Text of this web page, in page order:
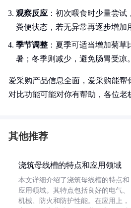
观察反应 ：初次喂食时少量尝
粪便状态，若无异常再逐步增加
季节调整 ：夏季可适当增加菊
暑；冬季则减少，避免肠胃受凉。
爱采购产品信息全面，爱采购能帮
对比功能可能对你有帮助，各位老
其他推荐
浇筑母线槽的特点和应用领域
本文详细介绍了浇筑母线槽的特点和
应用领域。其特点包括良好的电气、
机械、防火和防护性能。在应用上，